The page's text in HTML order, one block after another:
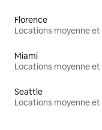
Florence
Miami
Seattle